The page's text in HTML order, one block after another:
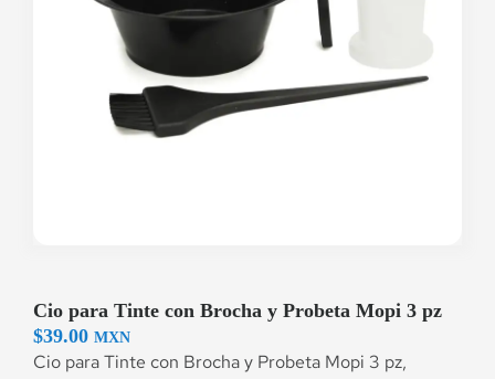
Cio para Tinte con Brocha y Probeta Mopi 3 pz
$39.00 MXN
Cio para Tinte con Brocha y Probeta Mopi 3 pz,